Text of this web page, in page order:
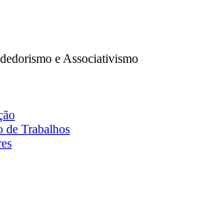
e Associativismo
de Trabalhos